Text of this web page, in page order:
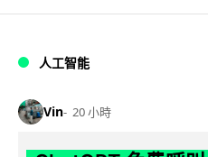
人工智能
Vin 20 小時